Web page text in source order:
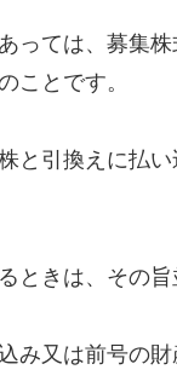
っては、募集
ことです。
引換えに払
きは、その
又は前号の